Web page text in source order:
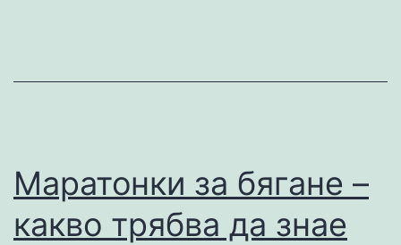
Маратонки за бягане –
какво трябва да знае